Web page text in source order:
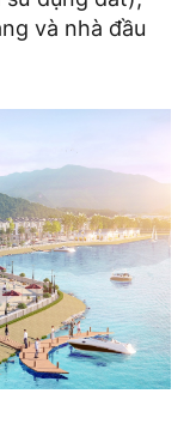
và nhà đầu